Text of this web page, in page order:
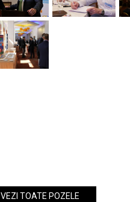
VIEW
VEZI TOATE POZELE